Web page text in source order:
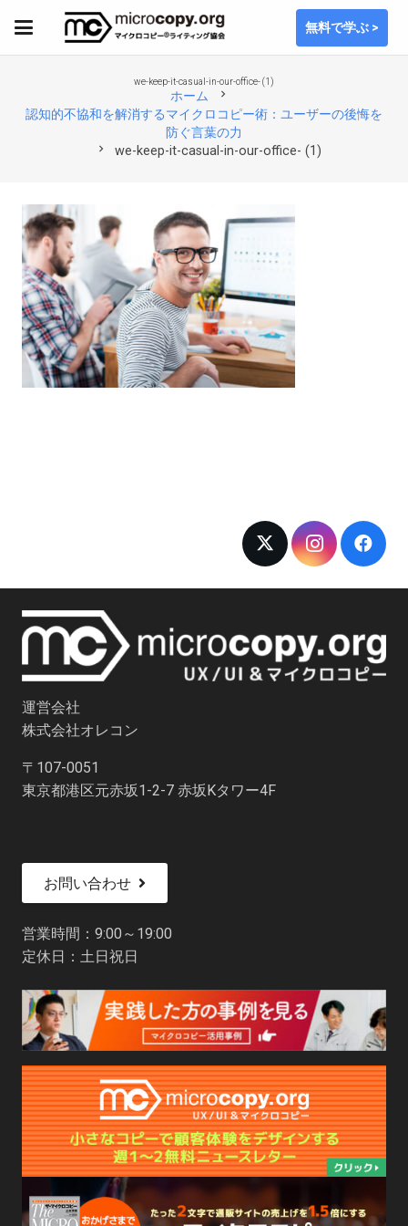
無料で学ぶ >
we-keep-it-casual-in-our-office- (1)
ホーム chevron_right
認知的不協和を解消するマイクロコピー術：ユーザーの後悔を
防ぐ言葉の力
chevron_right we-keep-it-casual-in-our-office- (1)
運営会社
株式会社オレコン
〒107-0051
東京都港区元赤坂1-2-7 赤坂Kタワー4F
お問い合わせ
営業時間：9:00～19:00
定休日：土日祝日